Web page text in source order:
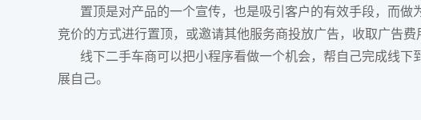
置顶是对产品的一个宣传，也是吸引客户的有效手段，而做
竞价的方式进行置顶，或邀请其他服务商投放广告，收取广告费
线下二手车商可以把小程序看做一个机会，帮自己完成线
展自己。